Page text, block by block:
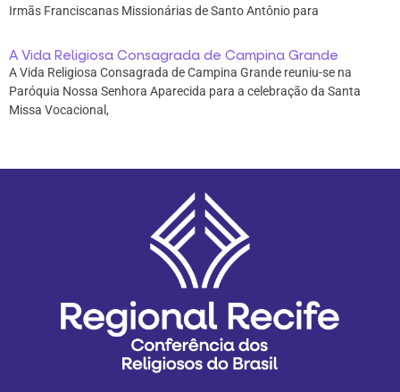
Irmãs Franciscanas Missionárias de Santo Antônio para
A Vida Religiosa Consagrada de Campina Grande
A Vida Religiosa Consagrada de Campina Grande reuniu-se na
Paróquia Nossa Senhora Aparecida para a celebração da Santa
Missa Vocacional,